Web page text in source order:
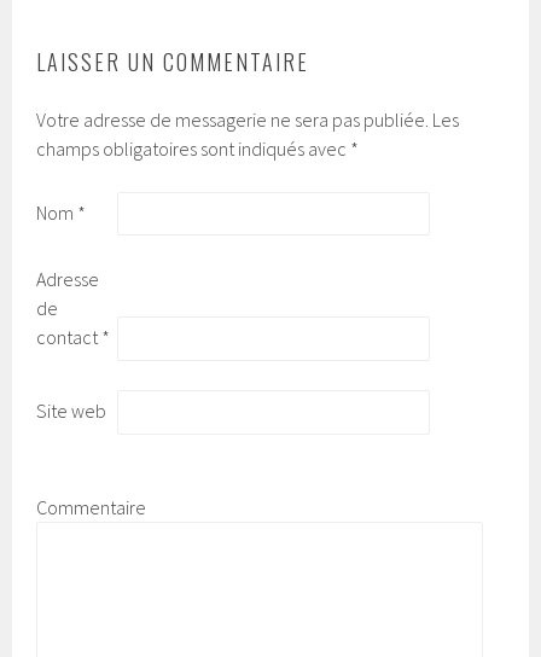
LAISSER UN COMMENTAIRE
Votre adresse de messagerie ne sera pas publiée. Les
champs obligatoires sont indiqués avec *
Nom *
Adresse
de
contact*
Site web
Commentaire